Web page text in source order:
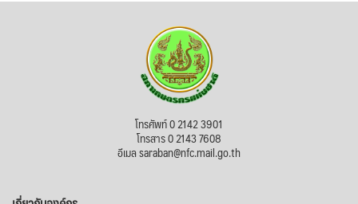
โทรศัพท์ 0 2142 3901
โทรสาร 0 2143 7608
อีเมล saraban@nfc.mail.go.th